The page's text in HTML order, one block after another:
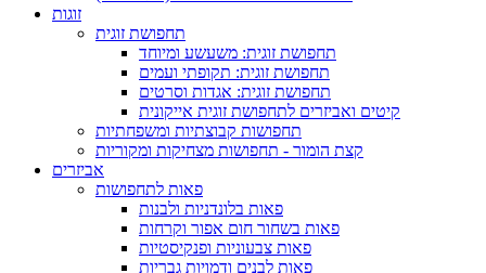
זוגות
תחפושת זוגית
תחפושת זוגית: משעשע ומיוחד
תחפושת זוגית: תקופתי ועמים
תחפושת זוגית: אגדות וסרטים
קיטים ואביזרים לתחפושת זוגית אייקונית
תחפושות קבוצתיות ומשפחתיות
קצת הומור - תחפושות מצחיקות ומקוריות
אביזרים
פאות לתחפושות
פאות בלונדניות ולבנות
פאות בשחור חום אפור וקרחות
פאות צבעוניות ופנקיסטיות
פאות לבנים ודמויות גבריות